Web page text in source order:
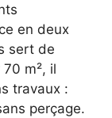
en deux
sert de
m², il
travaux :
perçage.